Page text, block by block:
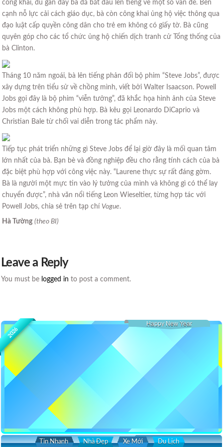
công khai, dù gần đây bà đã bắt đầu lên tiếng về một số vấn đề. Bên
cạnh nỗ lực cải cách giáo dục, bà còn công khai ủng hộ việc thông qua
đạo luật cấp quyền công dân cho trẻ em không có giấy tờ. Bà cũng
quyên góp cho các tổ chức ủng hộ chiến dịch tranh cử Tổng thống của
bà Clinton.
Tháng 10 năm ngoái, bà lên tiếng phản đối bộ phim “Steve Jobs”, được
xây dựng trên tiểu sử về chồng mình, viết bởi Walter Isaacson. Powell
Jobs gọi đây là bộ phim “viễn tưởng”, đã khắc họa hình ảnh của Steve
Jobs một cách không phù hợp. Bà kêu gọi Leonardo DiCaprio và
Christian Bale từ chối vai diễn trong tác phẩm này.
Tiếp tục phát triển những gì Steve Jobs để lại giờ đây là mối quan tâm
lớn nhất của bà. Bạn bè và đồng nghiệp đều cho rằng tính cách của bà
đặc biệt phù hợp với công việc này. “Laurene thực sự rất đáng gờm.
Bà là người một mực tin vào lý tưởng của mình và không gì có thể lay
chuyển được”, nhà văn nổi tiếng Leon Wieseltier, từng hợp tác với
Powell Jobs, chia sẻ trên tạp chí Vogue.
Hà Tường (theo BI)
Leave a Reply
You must be logged in to post a comment.
2026
Happy New Year
Tin Nhanh Nhà Đẹp Xe Mới Du Lịch